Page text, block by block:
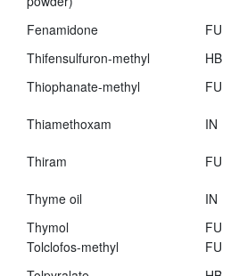
Fenamidone FU
Thifensulfuron-methyl
HB
Thiophanate-methyl
FU
Thiamethoxam
IN
Thiram
FU
Thyme oil
IN
Thymol
FU
Tolclofos-methyl
FU